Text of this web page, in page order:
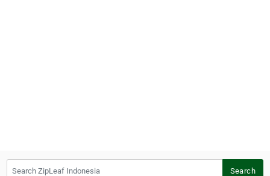
Search